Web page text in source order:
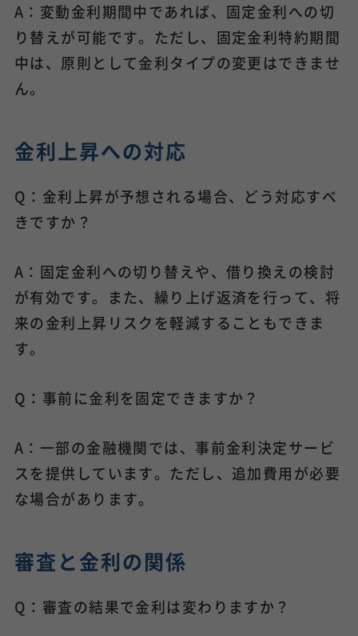
A：変動金利期間中であれば、固定金利への切
り替えが可能です。ただし、固定金利特約期間
中は、原則として金利タイプの変更はできませ
ん。
金利上昇への対応
Q：金利上昇が予想される場合、どう対応すべ
きですか？
A：固定金利への切り替えや、借り換えの検討
が有効です。また、繰り上げ返済を行って、将
来の金利上昇リスクを軽減することもできま
す。
Q：事前に金利を固定できますか？
A：一部の金融機関では、事前金利決定サービ
スを提供しています。ただし、追加費用が必要
な場合があります。
審査と金利の関係
Q：審査の結果で金利は変わりますか？